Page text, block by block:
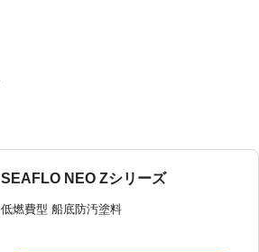
SEAFLO NEO Zシリーズ
低燃費型 船底防汚塗料